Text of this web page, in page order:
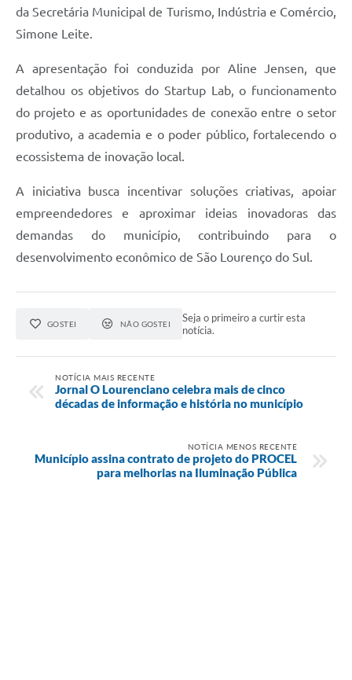
da Secretária Municipal de Turismo, Indústria e Comércio,
Simone Leite.
A apresentação foi conduzida por Aline Jensen, que
detalhou os objetivos do Startup Lab, o funcionamento
do projeto e as oportunidades de conexão entre o setor
produtivo, a academia e o poder público, fortalecendo o
ecossistema de inovação local.
A iniciativa busca incentivar soluções criativas, apoiar
empreendedores e aproximar ideias inovadoras das
demandas do município, contribuindo para o
desenvolvimento econômico de São Lourenço do Sul.
GOSTEI NÃO GOSTEI
Seja o primeiro a curtir esta
notícia.
NOTÍCIA MAIS RECENTE
Jornal O Lourenciano celebra mais de cinco
décadas de informação e história no município
NOTÍCIA MENOS RECENTE
Município assina contrato de projeto do PROCEL
para melhorias na Iluminação Pública